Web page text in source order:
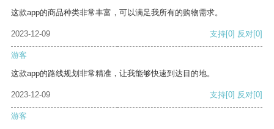
这款app的商品种类非常丰富，可以满足我所有的购物需求。
2023-12-09 支持[0] 反对[0]
游客
这款app的路线规划非常精准，让我能够快速到达目的地。
2023-12-09 支持[0] 反对[0]
游客